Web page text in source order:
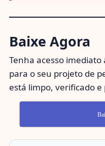
Baixe Agora
Tenha acesso
para o seu projeto de
está limpo, verificado